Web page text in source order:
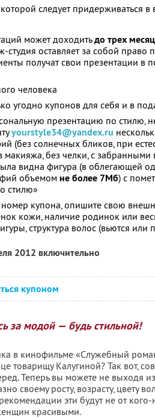
следует придерживаться
может доходитьдо трех
оставляет за собой право
получат свои презентации в
человека
угодно купонов для себя и в
презентацию по стилю,
yourstyle34@yandex.ru
(без солнечных бликов, при
без челки, с забранными
видна фигура (в облегающей
объемом не более 7Мб) с
стилю»
купона, опишите свою
кожи, наличие родинок или
структура волос (вьются или
2012 включительно
купоном
за модой — будь стильной!
в кинофильме «Служебный
товарищу Калугиной? Так вот,
Теперь вы можете не выходя
своему росту, возрасту, цвету
эти будут не от кого-
красивыми.